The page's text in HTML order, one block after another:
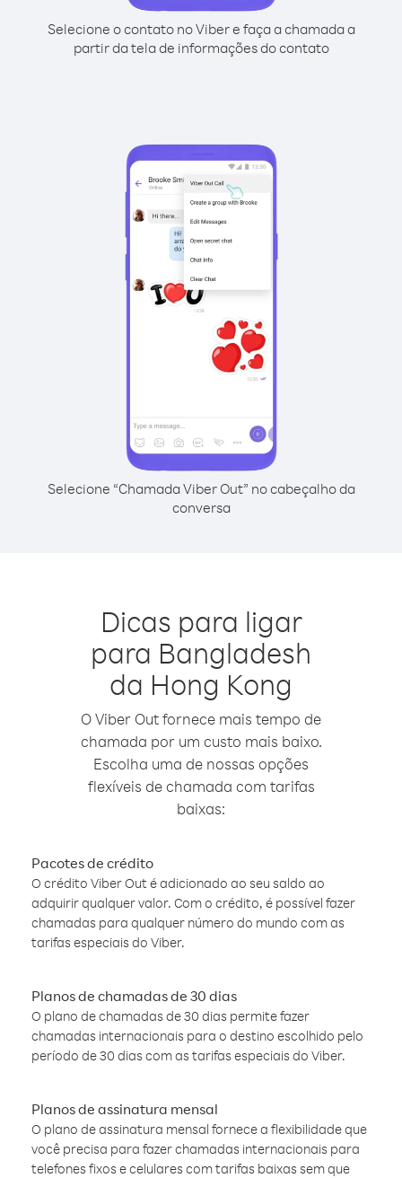
Selecione o contato no Viber e faça a chamada a
partir da tela de informações do contato
Selecione “Chamada Viber Out” no cabeçalho da
conversa
Dicas para ligar
para Bangladesh
da Hong Kong
O Viber Out fornece mais tempo de
chamada por um custo mais baixo.
Escolha uma de nossas opções
flexíveis de chamada com tarifas
baixas:
Pacotes de crédito
O crédito Viber Out é adicionado ao seu saldo ao
adquirir qualquer valor. Com o crédito, é possível fazer
chamadas para qualquer número do mundo com as
tarifas especiais do Viber.
Planos de chamadas de 30 dias
O plano de chamadas de 30 dias permite fazer
chamadas internacionais para o destino escolhido pelo
período de 30 dias com as tarifas especiais do Viber.
Planos de assinatura mensal
O plano de assinatura mensal fornece a flexibilidade que
você precisa para fazer chamadas internacionais para
telefones fixos e celulares com tarifas baixas sem que